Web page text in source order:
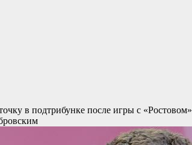
в подтрибунке после игры с «Ростовом»